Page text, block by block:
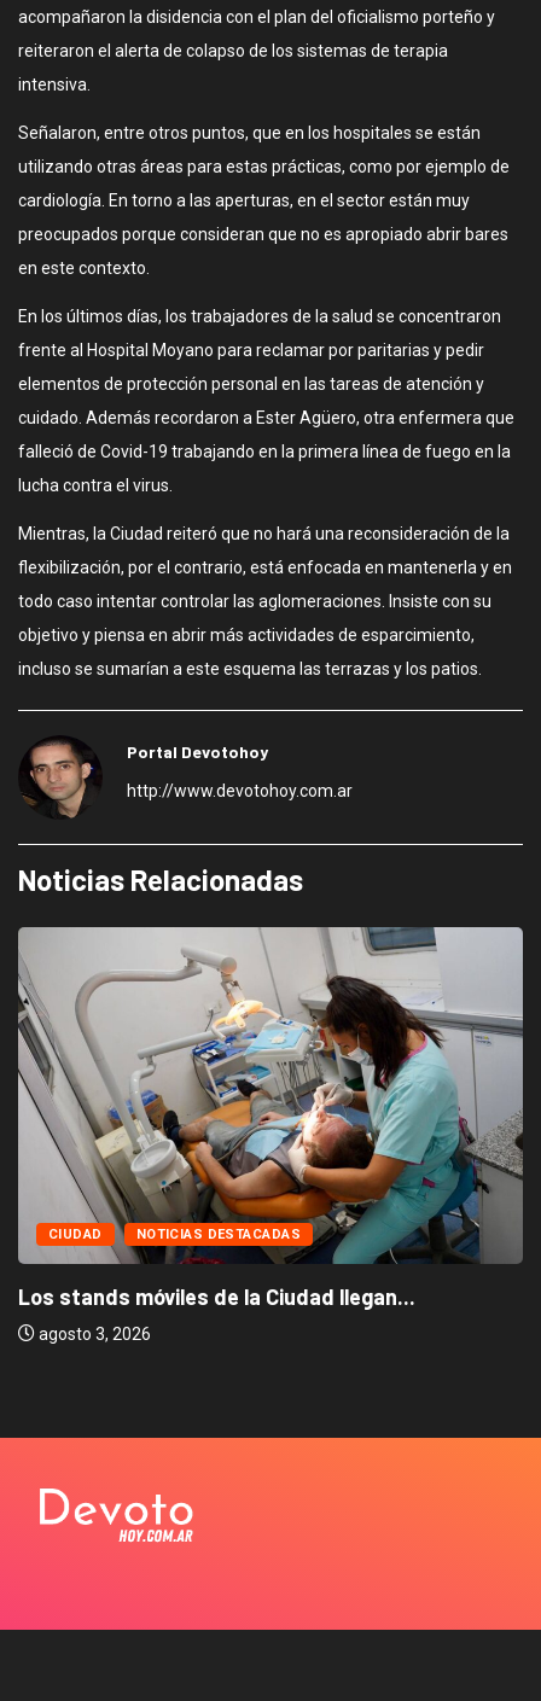
acompañaron la disidencia con el plan del oficialismo porteño y
reiteraron el alerta de colapso de los sistemas de terapia
intensiva.
Señalaron, entre otros puntos, que en los hospitales se están
utilizando otras áreas para estas prácticas, como por ejemplo de
cardiología. En torno a las aperturas, en el sector están muy
preocupados porque consideran que no es apropiado abrir bares
en este contexto.
En los últimos días, los trabajadores de la salud se concentraron
frente al Hospital Moyano para reclamar por paritarias y pedir
elementos de protección personal en las tareas de atención y
cuidado. Además recordaron a Ester Agüero, otra enfermera que
falleció de Covid-19 trabajando en la primera línea de fuego en la
lucha contra el virus.
Mientras, la Ciudad reiteró que no hará una reconsideración de la
flexibilización, por el contrario, está enfocada en mantenerla y en
todo caso intentar controlar las aglomeraciones. Insiste con su
objetivo y piensa en abrir más actividades de esparcimiento,
incluso se sumarían a este esquema las terrazas y los patios.
Portal Devotohoy
http://www.devotohoy.com.ar
Noticias Relacionadas
CIUDAD NOTICIAS DESTACADAS
Los stands móviles de la Ciudad llegan...
agosto 3, 2026